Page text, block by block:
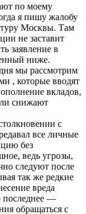
по моему
я пишу жалобу
Москвы. Там
не заставит
заявление в
ниже.
мы рассмотрим
, которые вводят
вкладов,
снижают
с
все личные
без
ведь угрозы,
следуют после
так же редкие
вреда
последнее —
обращаться с